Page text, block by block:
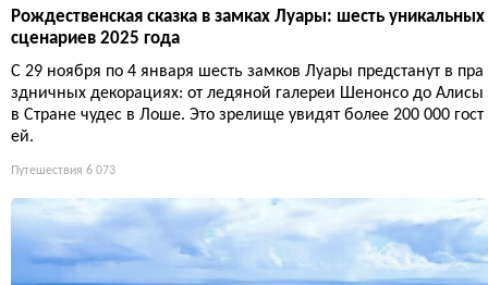
Рождественская сказка в замках Луары: шесть уникальных
сценариев 2025 года
С 29 ноября по 4 января шесть замков Луары предстанут в пра
здничных декорациях: от ледяной галереи Шенонсо до Алисы
в Стране чудес в Лоше. Это зрелище увидят более 200 000 гост
ей.
Путешествия 6 073